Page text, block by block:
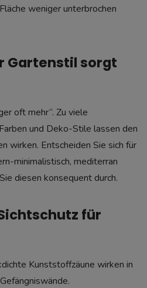
weniger unterbrochen
Gartenstil sorgt
oft mehr“. Zu viele
und Deko-Stile lassen den
wirken. Entscheiden Sie sich für
minimalistisch, mediterran
diesen konsequent durch.
für
Kunststoffzäune wirken in